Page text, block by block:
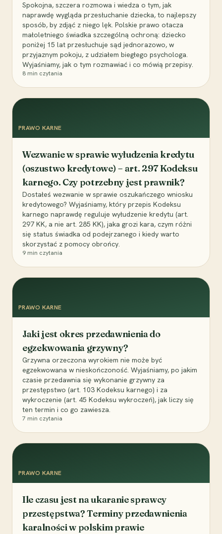
Spokojna, szczera rozmowa i wiedza o tym, jak
naprawdę wygląda przesłuchanie dziecka, to najlepszy
sposób, by zdjąć z niego lęk. Polskie prawo otacza
małoletniego świadka szczególną ochroną: dziecko
poniżej 15 lat przesłuchuje sąd jednorazowo, w
przyjaznym pokoju, z udziałem biegłego psychologa.
Wyjaśniamy, jak o tym rozmawiać i co mówią przepisy.
8 min czytania
PRAWO KARNE
Wezwanie w sprawie wyłudzenia kredytu
(oszustwo kredytowe) – art. 297 Kodeksu
karnego. Czy potrzebny jest prawnik?
Dostałeś wezwanie w sprawie oszukańczego wniosku
kredytowego? Wyjaśniamy, który przepis Kodeksu
karnego naprawdę reguluje wyłudzenie kredytu (art.
297 KK, a nie art. 285 KK), jaka grozi kara, czym różni
się status świadka od podejrzanego i kiedy warto
skorzystać z pomocy obrońcy.
9 min czytania
PRAWO KARNE
Jaki jest okres przedawnienia do
egzekwowania grzywny?
Grzywna orzeczona wyrokiem nie może być
egzekwowana w nieskończoność. Wyjaśniamy, po jakim
czasie przedawnia się wykonanie grzywny za
przestępstwo (art. 103 Kodeksu karnego) i za
wykroczenie (art. 45 Kodeksu wykroczeń), jak liczy się
ten termin i co go zawiesza.
7 min czytania
PRAWO KARNE
Ile czasu jest na ukaranie sprawcy
przestępstwa? Terminy przedawnienia
karalności w polskim prawie